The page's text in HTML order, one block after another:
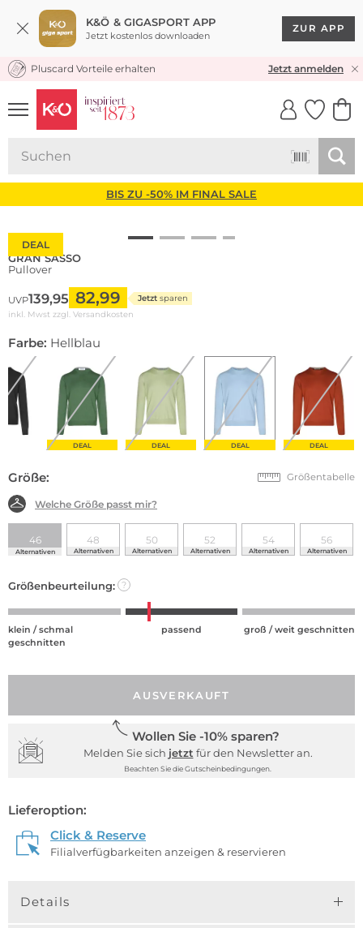
K&Ö & GIGASPORT APP
Jetzt kostenlos downloaden
ZUR APP
KOSTENLOSER VERSAND* & RÜCKVERSAND
Pluscard Vorteile erhalten Jetzt anmelden
UNSERE APP
CLICK &
BIS ZU -50% IM FINAL SALE
DEAL
GRAN SASSO
Pullover
UVP139,95 82,99 Jetzt sparen
inkl. Mwst zzgl. Versandkosten
Farbe: Hellblau
DEAL DEAL DEAL DEAL
Größe: Größentabelle
Welche Größe passt mir?
46
Alternativen
48
Alternativen
50
Alternativen
52
Alternativen
54
Alternativen
56
Alternativen
Größenbeurteilung: ?
klein / schmal
geschnitten
passend groß / weit geschnitten
AUSVERKAUFT
Wollen Sie -10% sparen?
Melden Sie sich jetzt für den Newsletter an.
Beachten Sie die Gutscheinbedingungen.
Lieferoption:
Click & Reserve
Filialverfügbarkeiten anzeigen & reservieren
Details